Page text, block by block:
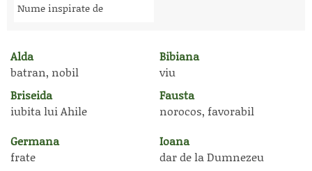
Nume inspirate de
Alda
batran, nobil
Bibiana
viu
Briseida
iubita lui Ahile
Fausta
norocos, favorabil
Germana
frate
Ioana
dar de la Dumnezeu